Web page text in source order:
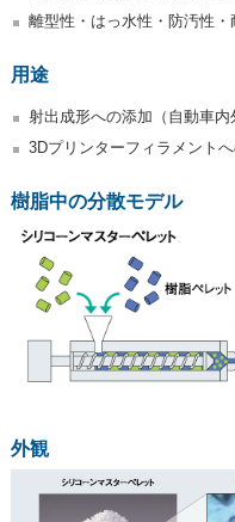
離型性・はっ水性・防汚性・
用途
射出成形への添加（自動車内
3Dプリンターフィラメント
樹脂中の分散モデル
外観